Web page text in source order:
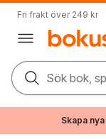
Fri frakt över 249 kr
Sök bok,
Skapa